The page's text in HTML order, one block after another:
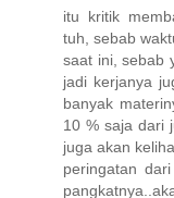
itu kritik
tuh, sebab
saat ini, sebab
jadi kerjanya
banyak
10 % saja dari
juga akan
peringatan